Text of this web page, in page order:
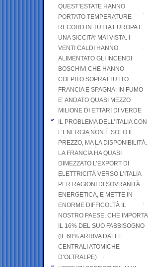
QUEST’ESTATE HANNO
PORTATO TEMPERATURE
RECORD IN TUTTA EUROPA E
UNA SICCITA’ MAI VISTA. I
VENTI CALDI HANNO
ALIMENTATO GLI INCENDI
BOSCHIVI CHE HANNO
COLPITO SOPRATTUTTO
FRANCIA E SPAGNA: IN FUMO
E’ ANDATO QUASI MEZZO
MILIONE DI ETTARI DI VERDE
IL PROBLEMA DELL’ITALIA CON
L’ENERGIA NON È SOLO IL
PREZZO, MA LA DISPONIBILITÀ.
LA FRANCIA HA QUASI
DIMEZZATO L’EXPORT DI
ELETTRICITÀ VERSO L’ITALIA
PER RAGIONI DI SOVRANITÀ
ENERGETICA, E METTE IN
ENORME DIFFICOLTÀ IL
NOSTRO PAESE, CHE IMPORTA
IL 16% DEL SUO FABBISOGNO
(IL 60% ARRIVA DALLE
CENTRALI ATOMICHE
D’OLTRALPE)